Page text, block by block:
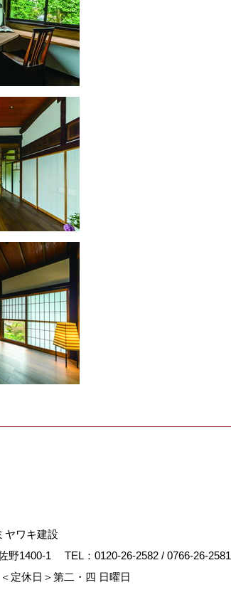
ヤワキ建設
野1400-1 TEL： 0120-26-2582 / 0766-26-2581
＜定休日＞第二・四 日曜日